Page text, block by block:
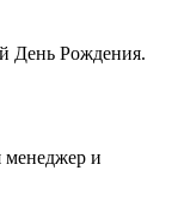
День Рождения.
менеджер и